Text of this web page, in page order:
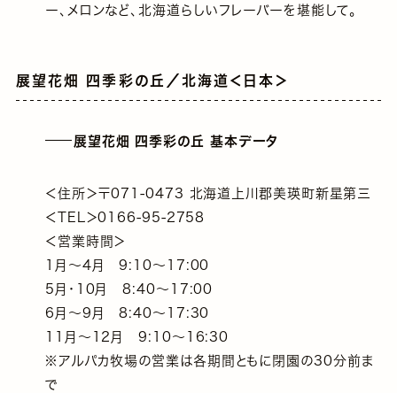
ー、メロンなど、北海道らしいフレーバーを堪能して。
展望花畑 四季彩の丘／北海道＜日本＞
展望花畑 四季彩の丘 基本データ
＜住所＞〒071-0473 北海道上川郡美瑛町新星第三
＜TEL＞0166-95-2758
＜営業時間＞
1月〜4月 9:10～17:00
5月・10月 8:40～17:00
6月〜9月 8:40～17:30
11月〜12月 9:10～16:30
※アルパカ牧場の営業は各期間ともに閉園の30分前ま
で